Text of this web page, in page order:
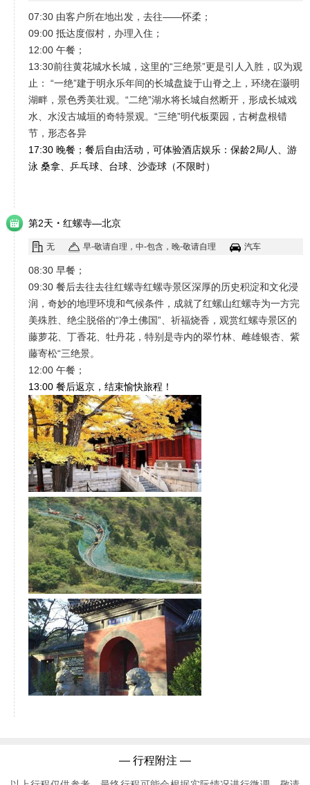
07:30 由客户所在地出发，去往——怀柔；
09:00 抵达度假村，办理入住；
12:00 午餐；
13:30前往黄花城水长城，这里的“三绝景”更是引人入胜，叹为观
止： “一绝”建于明永乐年间的长城盘旋于山脊之上，环绕在灏明
湖畔，景色秀美壮观。“二绝”湖水将长城自然断开，形成长城戏
水、水没古城垣的奇特景观。“三绝”明代板栗园，古树盘根错
节，形态各异
17:30 晚餐；餐后自由活动，可体验酒店娱乐：保龄2局/人、游
泳 桑拿、乒乓球、台球、沙壶球（不限时）
第2天 · 红螺寺—北京
无 早-敬请自理，中-包含，晚-敬请自理 汽车
08:30 早餐；
09:30 餐后去往去往红螺寺红螺寺景区深厚的历史积淀和文化浸
润，奇妙的地理环境和气候条件，成就了红螺山红螺寺为一方完
美殊胜、绝尘脱俗的“净土佛国”、祈福烧香，观赏红螺寺景区的
藤萝花、丁香花、牡丹花，特别是寺内的翠竹林、雌雄银杏、紫
藤寄松“三绝景。
12:00 午餐；
13:00 餐后返京，结束愉快旅程！
— 行程附注 —